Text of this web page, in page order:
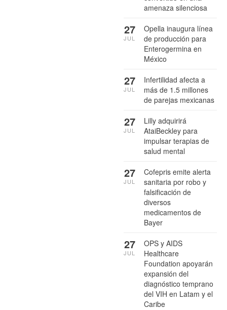
amenaza silenciosa
Opella inaugura línea
de producción para
Enterogermina en
México
27
JUL
Infertilidad afecta a
más de 1.5 millones
de parejas mexicanas
27
JUL
Lilly adquirirá
AtaiBeckley para
impulsar terapias de
salud mental
27
JUL
Cofepris emite alerta
sanitaria por robo y
falsificación de
diversos
medicamentos de
Bayer
27
JUL
OPS y AIDS
Healthcare
Foundation apoyarán
expansión del
diagnóstico temprano
del VIH en Latam y el
Caribe
27
JUL